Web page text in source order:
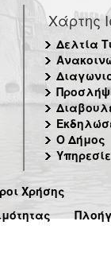
Χάρτης
Δελτία
Ο Δήμος
Χρήσης